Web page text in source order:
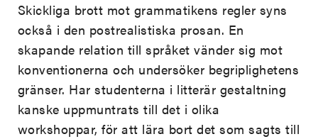
Skickliga brott mot grammatikens regler syns
också i den postrealistiska prosan. En
skapande relation till språket vänder sig mot
konventionerna och undersöker begriplighetens
gränser. Har studenterna i litterär gestaltning
kanske uppmuntrats till det i olika
workshoppar, för att lära bort det som sagts till